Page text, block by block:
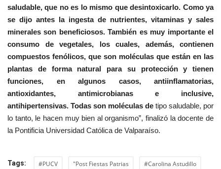
saludable, que no es lo mismo que desintoxicarlo. Como ya
se dijo antes la ingesta de nutrientes, vitaminas y sales
minerales son beneficiosos. También es muy importante el
consumo de vegetales, los cuales, además, contienen
compuestos fenólicos, que son moléculas que están en las
plantas de forma natural para su protección y tienen
funciones, en algunos casos, antiinflamatorias,
antioxidantes, antimicrobianas e inclusive,
antihipertensivas. Todas son moléculas de tipo saludable, por
lo tanto, le hacen muy bien al organismo”, finalizó la docente de
la Pontificia Universidad Católica de Valparaíso.
Tags: #PUCV "Post Fiestas Patrias #Carolina Astudillo